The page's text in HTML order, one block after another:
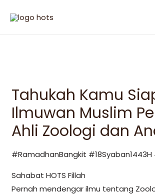
Tahukah Kamu
Ilmuwan Muslim
Ahli Zoologi dan
#RamadhanBangkit
Sahabat HOTS Fillah
Pernah mendengar ilmu tentang